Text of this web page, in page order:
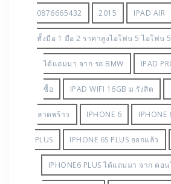
0876665432 2015 IPAD AIR
ทั้งมือ 1 มือ 2 ราคาสูงไอโฟน 5 ไอโฟน
ได้แถมมา จาก รถ BMW IPAD
ซื้อ IPAD WIFI 16GB ม.รังสิต
ลาดพร้าว IPHONE 6 IPHONE
PLUS IPHONE 6S PLUS ออกแล้ว
IPHONE6 PLUS ได้แถมมา จาก คอน